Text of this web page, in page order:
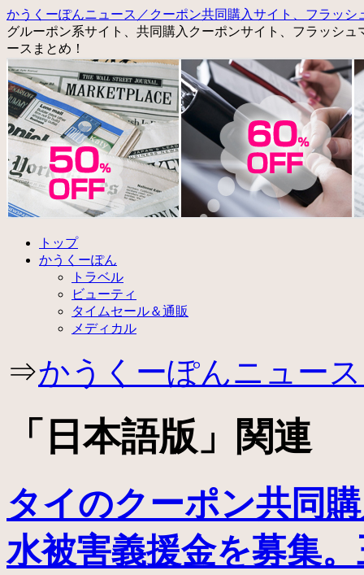
かうくーぽんニュース／クーポン共同購入サイト、フラッ
グルーポン系サイト、共同購入クーポンサイト、フラッシ
ースまとめ！
ッ
トップ
かうくーぽん
トラベル
ビューティ
タイムセール＆通販
メディカル
⇒かうくーぽんニュー
「 日本語版 」関連
タイのクーポン共同
水被害義援金を募集